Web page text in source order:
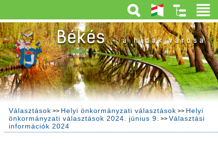
Választások >> Helyi önkormányzati választások >> Helyi
önkormányzati választások 2024. június 9.
>> Választási
információk 2024